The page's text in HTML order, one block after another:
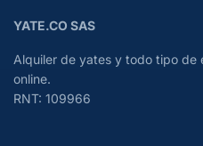
YATE.CO SAS
Alquiler de yates y todo tipo de
online.
RNT: 109966